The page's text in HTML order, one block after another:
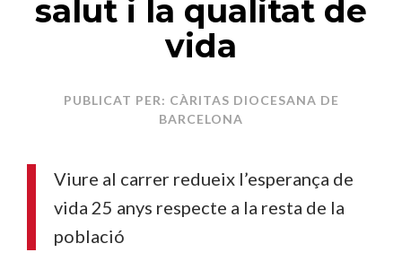
salut i la qualitat de
vida
PUBLICAT PER: CÀRITAS DIOCESANA DE
BARCELONA
Viure al carrer redueix l’esperança de
vida 25 anys respecte a la resta de la
població